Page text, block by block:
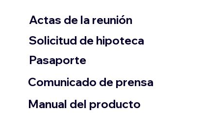
Actas de la reunión
Solicitud de hipoteca
Pasaporte
Comunicado de prensa
​Manual del producto